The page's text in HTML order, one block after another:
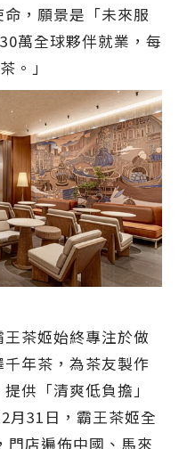
，願景是「未來服
萬全球夥伴就業，每
。」
茶姬始終專注於做
年茶，為茶友製作
供「清爽低負擔」
月31日，霸王茶姬全
門店遍佈中國、馬來